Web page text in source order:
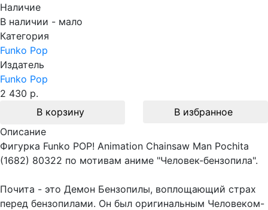
Наличие
В наличии - мало
Категория
Funko Pop
Издатель
Funko Pop
2 430 р.
В корзину
В избранное
Описание
Фигурка Funko POP! Animation Chainsaw Man Pochita
(1682) 80322 по мотивам аниме "Человек-бензопила".
Почита - это Демон Бензопилы, воплощающий страх
перед бензопилами. Он был оригинальным Человеком-